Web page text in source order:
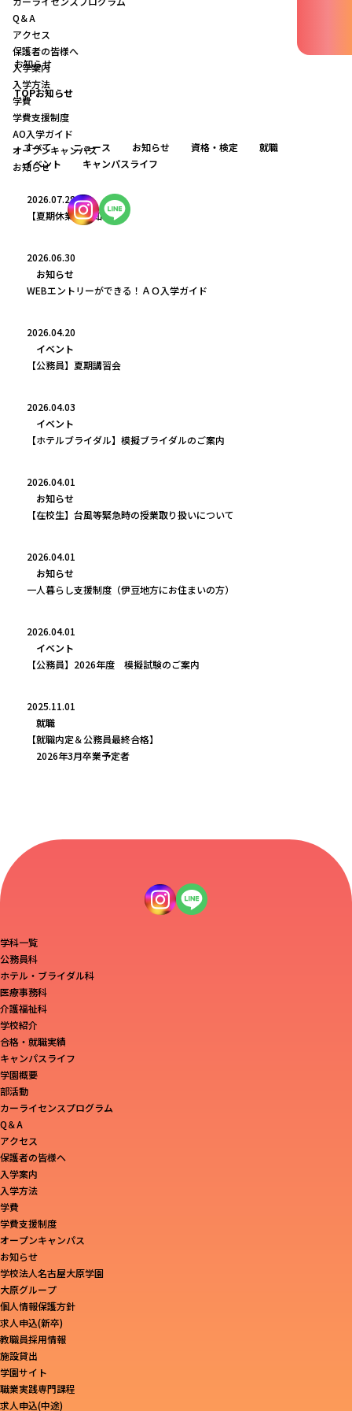
Q＆A
アクセス
保護者の皆様へ
入学案内
入学方法
学費
学費支援制度
AO入学ガイド
オープンキャンパス
お知らせ
お知らせ
TOPお知らせ
すべて ニュース お知らせ 資格・検定
就職
イベント
キャンパスライフ
2026.07.28
【夏期休業のお知らせ】
2026.06.30
お知らせ
WEBエントリーができる！ＡＯ入学ガイド
2026.04.20
イベント
【公務員】夏期講習会
2026.04.03
イベント
【ホテルブライダル】模擬ブライダルのご案内
2026.04.01
お知らせ
【在校生】台風等緊急時の授業取り扱いについて
2026.04.01
お知らせ
一人暮らし支援制度（伊豆地方にお住まいの方）
2026.04.01
イベント
【公務員】2026年度 模擬試験のご案内
2025.11.01
就職
【就職内定＆公務員最終合格】
2026年3月卒業予定者
学科一覧
公務員科
ホテル・ブライダル科
医療事務科
介護福祉科
学校紹介
合格・就職実績
キャンパスライフ
学園概要
部活動
カーライセンスプログラム
Q＆A
アクセス
保護者の皆様へ
入学案内
入学方法
学費
学費支援制度
オープンキャンパス
お知らせ
学校法人名古屋大原学園
大原グループ
個人情報保護方針
求人申込(新卒)
教職員採用情報
施設貸出
学園サイト
職業実践専門課程
求人申込(中途)